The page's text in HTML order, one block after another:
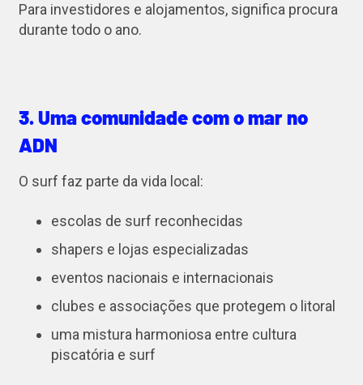
Para investidores e alojamentos, significa procura
durante todo o ano.
3. Uma comunidade com o mar no
ADN
O surf faz parte da vida local:
escolas de surf reconhecidas
shapers e lojas especializadas
eventos nacionais e internacionais
clubes e associações que protegem o litoral
uma mistura harmoniosa entre cultura
piscatória e surf